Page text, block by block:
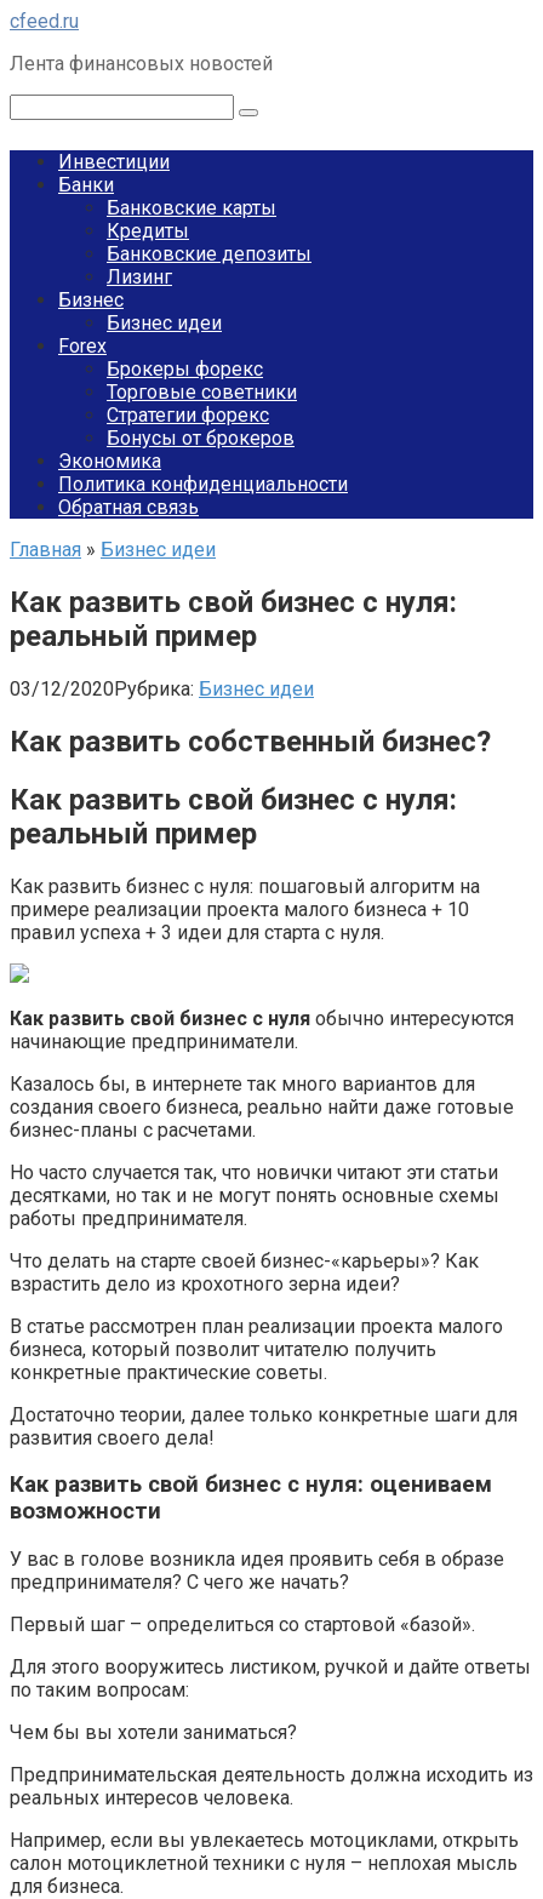
Перейти
контенту
cfeed.ru
Лента финансовых новостей
Инвестиции
Банки
Банковские карты
Кредиты
Банковские депозиты
Лизинг
Бизнес
Бизнес идеи
Forex
Брокеры форекс
Торговые советники
Стратегии форекс
Бонусы от брокеров
Экономика
Политика конфиденциальности
Обратная связь
Главная » Бизнес идеи
Как развить свой бизнес с нуля:
реальный пример
03/12/2020Рубрика: Бизнес идеи
Как развить собственный бизнес?
Как развить свой бизнес с нуля:
реальный пример
Как развить бизнес с нуля: пошаговый алгоритм на
примере реализации проекта малого бизнеса + 10
правил успеха + 3 идеи для старта с нуля.
Как развить свой бизнес с нуля обычно интересуются
начинающие предприниматели.
Казалось бы, в интернете так много вариантов для
создания своего бизнеса, реально найти даже готовые
бизнес-планы с расчетами.
Но часто случается так, что новички читают эти статьи
десятками, но так и не могут понять основные схемы
работы предпринимателя.
Что делать на старте своей бизнес-«карьеры»? Как
взрастить дело из крохотного зерна идеи?
В статье рассмотрен план реализации проекта малого
бизнеса, который позволит читателю получить
конкретные практические советы.
Достаточно теории, далее только конкретные шаги для
развития своего дела!
Как развить свой бизнес с нуля: оцениваем
возможности
У вас в голове возникла идея проявить себя в образе
предпринимателя? С чего же начать?
Первый шаг – определиться со стартовой «базой».
Для этого вооружитесь листиком, ручкой и дайте ответы
по таким вопросам:
Чем бы вы хотели заниматься?
Предпринимательская деятельность должна исходить из
реальных интересов человека.
Например, если вы увлекаетесь мотоциклами, открыть
салон мотоциклетной техники с нуля – неплохая мысль
для бизнеса.